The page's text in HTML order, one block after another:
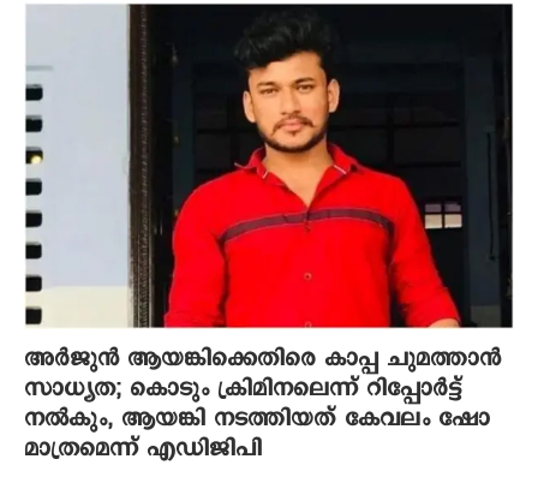
അർജുൻ ആയങ്കിക്കെതിരെ കാപ്പ ചുമത്താൻ
സാധ്യത; കൊടും ക്രിമിനലെന്ന് റിപ്പോർട്ട്
നൽകും, ആയങ്കി നടത്തിയത് കേവലം ഷോ
മാത്രമെന്ന് എഡിജിപി